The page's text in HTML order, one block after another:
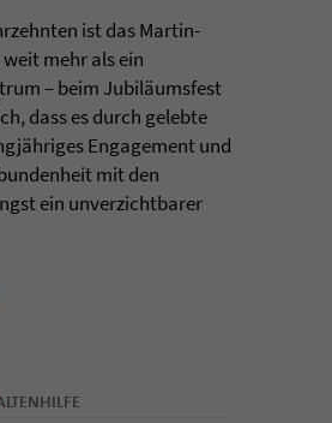
ist das Martin-
mehr als ein
– beim Jubiläumsfest
dass es durch gelebte
Engagement und
mit den
ein unverzichtbarer